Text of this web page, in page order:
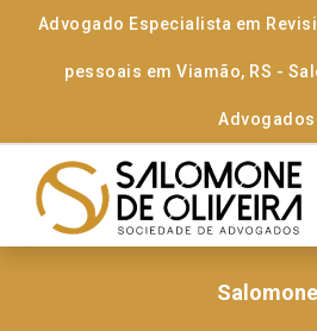
Advogado Especialista em
pessoais em Viamão, RS -
Advogados
Salomone